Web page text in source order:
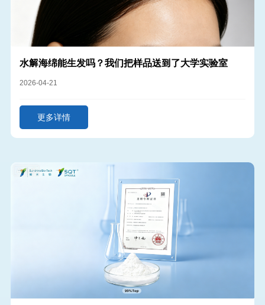
水解海绵能生发吗？我们把样品送到了大学实验室
2026-04-21
更多详情